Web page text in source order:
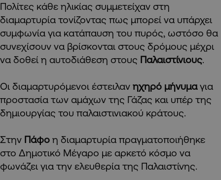
Πολίτες κάθε ηλικίας συμμετείχαν στη
διαμαρτυρία τονίζοντας πως μπορεί να υπάρχει
συμφωνία για κατάπαυση του πυρός, ωστόσο θα
συνεχίσουν να βρίσκονται στους δρόμους μέχρι
να δοθεί η αυτοδιάθεση στους Παλαιστίνιους.
Οι διαμαρτυρόμενοι έστειλαν ηχηρό μήνυμαγια
προστασία των αμάχων της Γάζας και υπέρ της
δημιουργίας του παλαιστινιακού κράτους.
Στην Πάφο η διαμαρτυρία πραγματοποιήθηκε
στο Δημοτικό Μέγαρο με αρκετό κόσμο να
φωνάζει για την ελευθερία της Παλαιστίνης.